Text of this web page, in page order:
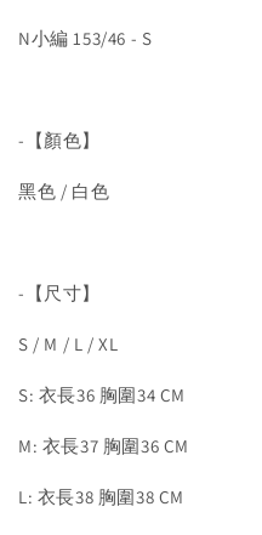
N小編 153/46 - S
-【顏色】
黑色 / 白色
-【尺寸】
S / M / L / XL
S: 衣長36 胸圍34 CM
M: 衣長37 胸圍36 CM
L: 衣長38 胸圍38 CM